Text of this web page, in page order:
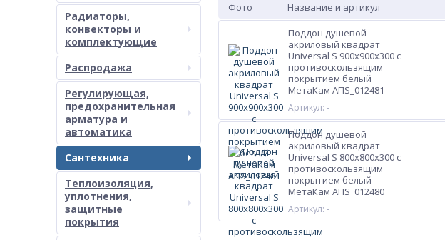
Радиаторы,
конвекторы и
комплектующие
Распродажа
Регулирующая,
предохранительная
арматура и
автоматика
Сантехника
Теплоизоляция,
уплотнения,
защитные
покрытия
Фото Название и артикул
Поддон душевой
акриловый квадрат
Universal S 900х900х300 с
противоскользящим
покрытием белый
МетаКам АПS_012481
Артикул: -
Поддон душевой
акриловый квадрат
Universal S 800х800х300 с
противоскользящим
покрытием белый
МетаКам АПS_012480
Артикул: -